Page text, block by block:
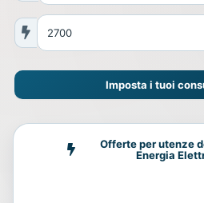
Imposta i tuoi
Offerte per utenze
Energia